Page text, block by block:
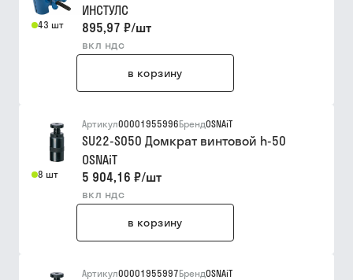
43 шт
ИНСТУЛС
895,97 ₽/шт
вкл ндс
в корзину
8 шт
Артикул00001955996БрендOSNAiT
SU22-S050 Домкрат винтовой h-50
OSNAiT
5 904,16 ₽/шт
вкл ндс
в корзину
Артикул00001955997БрендOSNAiT